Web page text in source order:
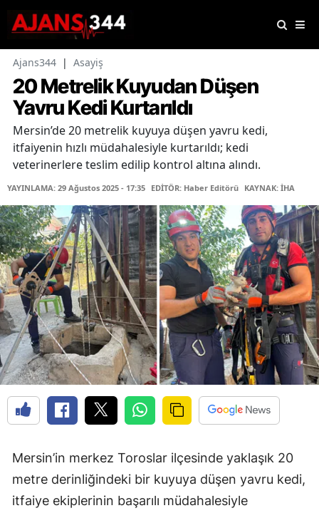
Ajans344 | Asayiş
20 Metrelik Kuyudan Düşen
Yavru Kedi Kurtarıldı
Mersin’de 20 metrelik kuyuya düşen yavru kedi,
itfaiyenin hızlı müdahalesiyle kurtarıldı; kedi
veterinerlere teslim edilip kontrol altına alındı.
YAYINLAMA: 29 Ağustos 2025 - 17:35 EDİTÖR: Haber Editörü KAYNAK: İHA
Mersin’in merkez Toroslar ilçesinde yaklaşık 20
metre derinliğindeki bir kuyuya düşen yavru kedi,
itfaiye ekiplerinin başarılı müdahalesiyle